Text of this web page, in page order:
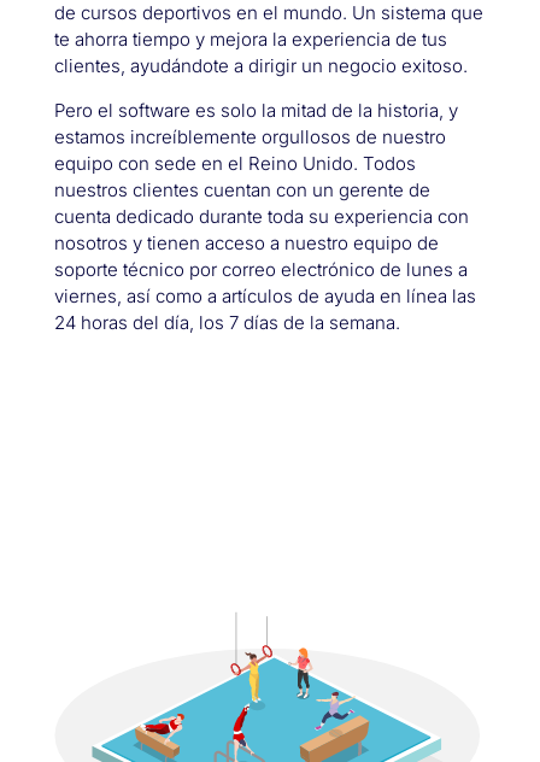
de cursos deportivos en el mundo. Un sistema que
te ahorra tiempo y mejora la experiencia de tus
clientes, ayudándote a dirigir un negocio exitoso.
Pero el software es solo la mitad de la historia, y
estamos increíblemente orgullosos de nuestro
equipo con sede en el Reino Unido. Todos
nuestros clientes cuentan con un gerente de
cuenta dedicado durante toda su experiencia con
nosotros y tienen acceso a nuestro equipo de
soporte técnico por correo electrónico de lunes a
viernes, así como a artículos de ayuda en línea las
24 horas del día, los 7 días de la semana.